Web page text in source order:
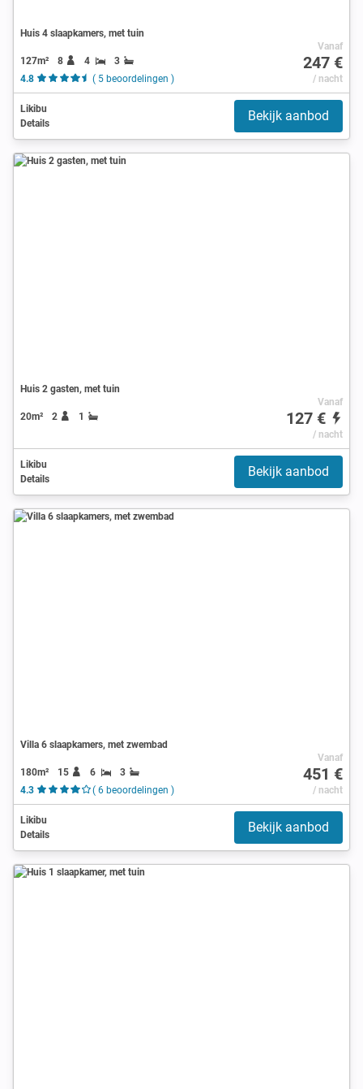
Huis 4 slaapkamers, met tuin
127m² 8 4
3
4.8
( 5 beoordelingen )
Vanaf
247 €
/ nacht
Likibu
Details
Bekijk aanbod
Huis 2 gasten, met tuin
20m² 2 1
Vanaf
127 €
/ nacht
Likibu
Details
Bekijk aanbod
Villa 6 slaapkamers, met zwembad
180m² 15 6
3
4.3
( 6 beoordelingen )
Vanaf
451 €
/ nacht
Likibu
Details
Bekijk aanbod